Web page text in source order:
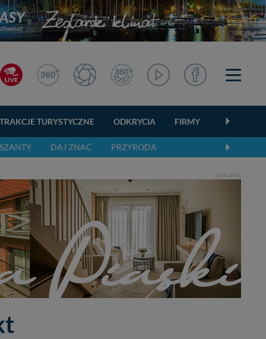
TURYSTYCZNE ODKRYCIA FIRMY
SZANTY DAJ ZNAĆ PRZYRODA
REKLAMA